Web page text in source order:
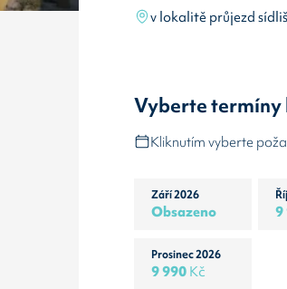
v lokalitě průjezd
Vyberte termíny
Kliknutím vyberte
Září 2026
Obsazeno 9
Prosinec 2026
9 990Kč